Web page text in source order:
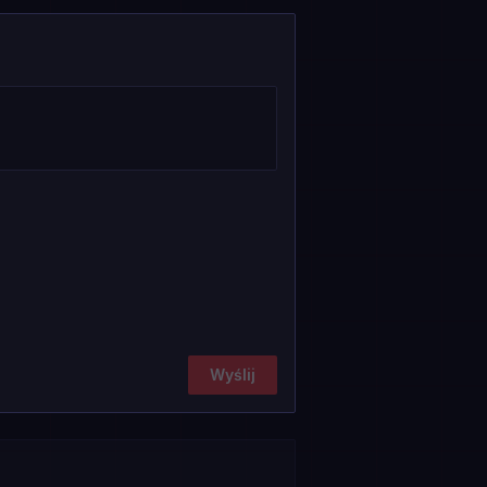
Wyślij